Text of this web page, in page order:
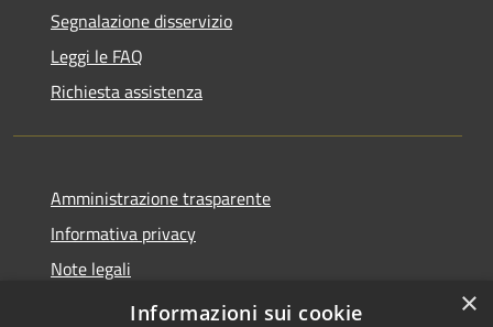
Segnalazione disservizio
Leggi le FAQ
Richiesta assistenza
Amministrazione trasparente
Informativa privacy
Note legali
Dichiarazione di accessibilità
×
Informazioni sui cookie